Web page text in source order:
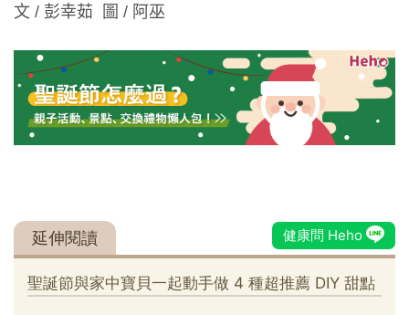
文 / 彭幸茹 圖 / 阿巫